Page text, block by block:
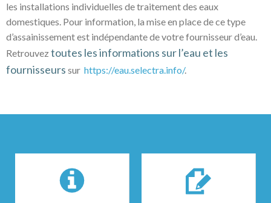
les installations individuelles de traitement des eaux
domestiques. Pour information, la mise en place de ce type
d’assainissement est indépendante de votre fournisseur d’eau.
Retrouvez toutes les informations sur l’eau et les
fournisseurs sur https://eau.selectra.info/.